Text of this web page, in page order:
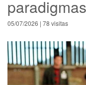
05/07/2026 | 78 visitas